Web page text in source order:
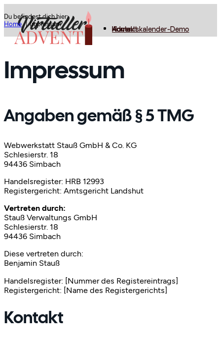
Home
Adventskalender-Demo
Kontakt
Du befindest dich hier:
Home
Impressum
Impressum
Angaben gemäß § 5 TMG
Webwerkstatt Stauß GmbH & Co. KG
Schlesierstr. 18
94436 Simbach
Handelsregister: HRB 12993
Registergericht: Amtsgericht Landshut
Vertreten durch:
Stauß Verwaltungs GmbH
Schlesierstr. 18
94436 Simbach
Diese vertreten durch:
Benjamin Stauß
Handelsregister: [Nummer des Registereintrags]
Registergericht: [Name des Registergerichts]
Kontakt